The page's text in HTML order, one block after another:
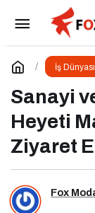
İş Dünyası
Sanayi
Heyeti
Ziyaret
Fox
THK &
Savunma
Yatırım
Yorum Yap